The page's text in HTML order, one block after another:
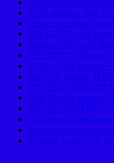
Audi çeki demiri
FIAT araçlara ,Fıat
subaru ve subaru
PEUGEOT çeki
peugeot rıfter çeki
RANDROVER araç
FIAT – Çeki Demiri↵
Jeep çeki demiri,
ENGELLİ SÖKÜM
Çeki Demiri montajı
DACİA DUSTER
Ceki-demiri-takma-
çeki demiri↵avrupa
hyundai tucson çeki